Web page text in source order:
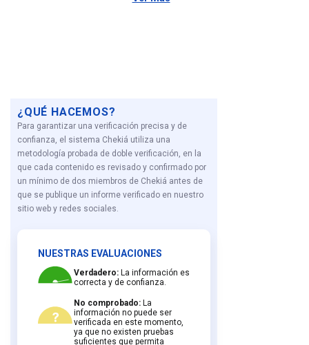
¿QUÉ HACEMOS?
Para garantizar una verificación precisa y de
confianza, el sistema Chekiá utiliza una
metodología probada de doble verificación, en la
que cada contenido es revisado y confirmado por
un mínimo de dos miembros de Chekiá antes de
que se publique un informe verificado en nuestro
sitio web y redes sociales.
NUESTRAS EVALUACIONES
Verdadero: La información es
correcta y de confianza.
No comprobado: La
información no puede ser
verificada en este momento,
ya que no existen pruebas
suficientes que permita